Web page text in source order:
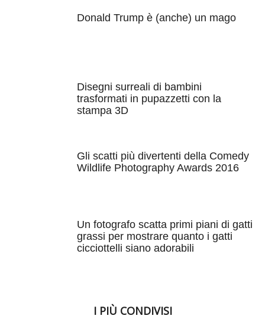
Donald Trump è (anche) un mago
Disegni surreali di bambini
trasformati in pupazzetti con la
stampa 3D
Gli scatti più divertenti della Comedy
Wildlife Photography Awards 2016
Un fotografo scatta primi piani di gatti
grassi per mostrare quanto i gatti
cicciottelli siano adorabili
I PIÙ CONDIVISI